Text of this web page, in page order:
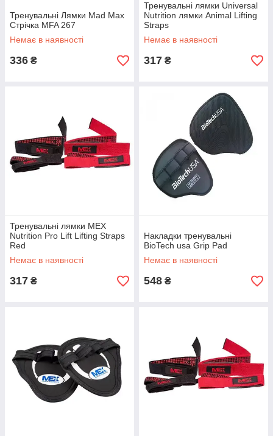
Тренувальні Лямки Mad Max
Стрічка MFA 267
Немає в наявності
336 ₴
Тренувальні лямки Universal
Nutrition лямки Animal Lifting
Straps
Немає в наявності
317 ₴
Тренувальні лямки MEX
Nutrition Pro Lift Lifting Straps
Red
Немає в наявності
317 ₴
Накладки тренувальні
BioTech usa Grip Pad
Немає в наявності
548 ₴